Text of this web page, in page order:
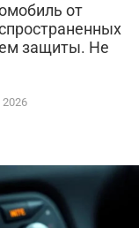
от
защиты. Не